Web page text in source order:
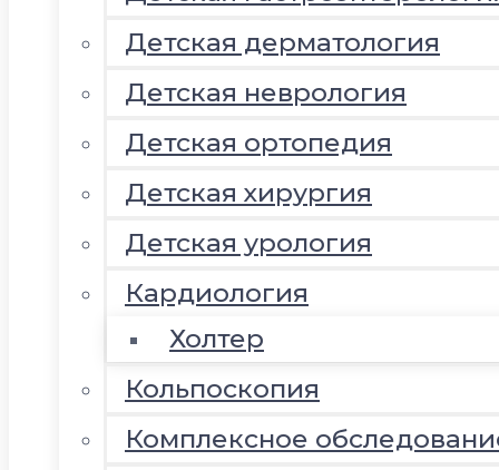
Детская дерматология
Детская неврология
Детская ортопедия
Детская хирургия
Детская урология
Кардиология
Холтер
Кольпоскопия
Комплексное